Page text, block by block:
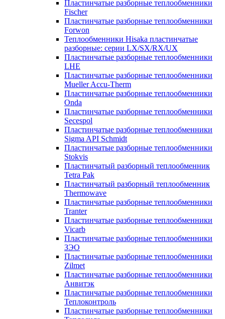
Пластинчатые разборные теплообменники
Fischer
Пластинчатые разборные теплообменники
Forwon
Теплообменники Hisaka пластинчатые
разборные: серии LX/SX/RX/UX
Пластинчатые разборные теплообменники
LHE
Пластинчатые разборные теплообменники
Mueller Accu-Therm
Пластинчатые разборные теплообменники
Onda
Пластинчатые разборные теплообменники
Secespol
Пластинчатые разборные теплообменники
Sigma API Schmidt
Пластинчатые разборные теплообменники
Stokvis
Пластинчатый разборный теплообменник
Tetra Pak
Пластинчатый разборный теплообменник
Thermowave
Пластинчатые разборные теплообменники
Tranter
Пластинчатые разборные теплообменники
Vicarb
Пластинчатые разборные теплообменники
ЗЭО
Пластинчатые разборные теплообменники
Zilmet
Пластинчатые разборные теплообменники
Анвитэк
Пластинчатые разборные теплообменники
Теплоконтроль
Пластинчатые разборные теплообменники